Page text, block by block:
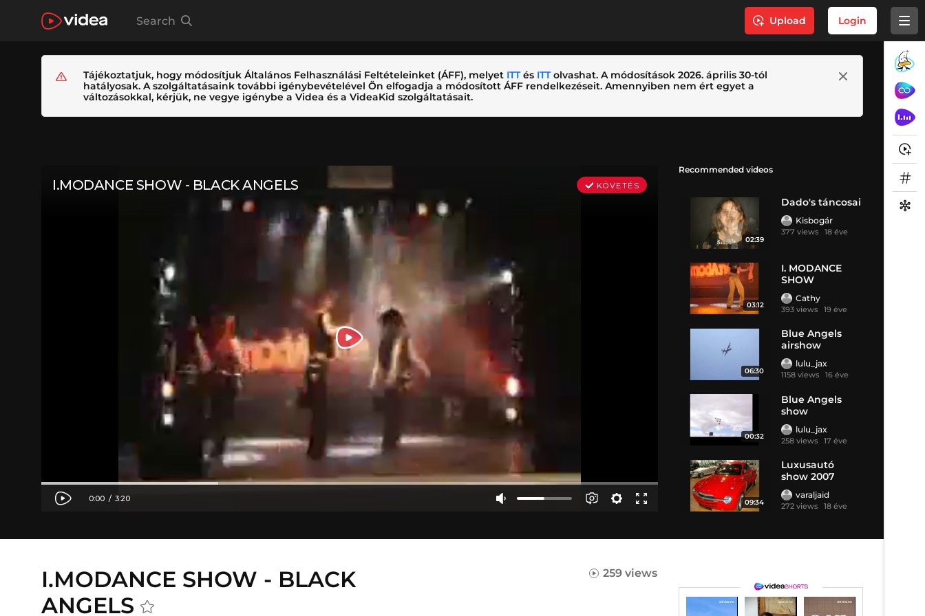
Search Upload Login
Tájékoztatjuk, hogy módosítjuk Általános Felhasználási Feltételeinket (ÁFF), melyet ITTés ITTolvashat. A módosítások 2026. április 30-tól
hatályosak. A szolgáltatásaink további igénybevételével Ön elfogadja a módosított ÁFF rendelkezéseit. Amennyiben nem ért egyet a
változásokkal, kérjük, ne vegye igénybe a Videa és a VideaKid szolgáltatásait.
Recommended videos
02:39
Dado's táncosai
Kisbogár
377 views 18 éve
03:12
I. MODANCE
SHOW
Cathy
393 views 19 éve
06:30
Blue Angels
airshow
lulu_jax
1158 views 16 éve
00:32
Blue Angels
show
lulu_jax
258 views 17 éve
09:34
Luxusautó
show 2007
varaljaid
272 views 18 éve
I.MODANCE SHOW - BLACK
ANGELS
259 views